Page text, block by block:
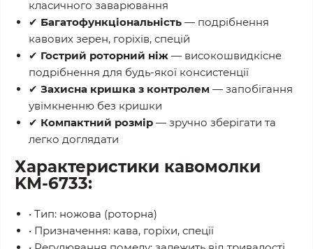
класичного заварювання
✔ Багатофункціональність — подрібнення
кавових зерен, горіхів, спецій
✔ Гострий роторний ніж — високошвидкісне
подрібнення для будь-якої консистенції
✔ Захисна кришка з контролем — запобігання
увімкненню без кришки
✔ Компактний розмір — зручно зберігати та
легко доглядати
Характеристики кавомолки
KM-6733:
• Тип: ножова (роторна)
• Призначення: кава, горіхи, спеції